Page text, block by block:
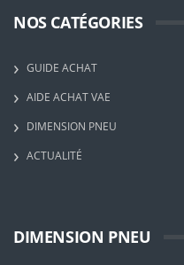
NOS CATÉGORIES
GUIDE ACHAT
AIDE ACHAT VAE
DIMENSION PNEU
ACTUALITÉ
DIMENSION PNEU